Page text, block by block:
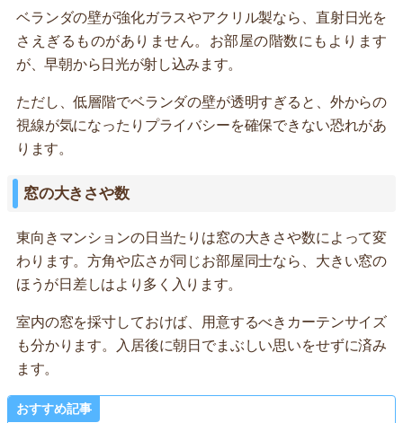
ベランダの壁が強化ガラスやアクリル製なら、直射日光を
さえぎるものがありません。お部屋の階数にもよります
が、早朝から日光が射し込みます。
ただし、低層階でベランダの壁が透明すぎると、外からの
視線が気になったりプライバシーを確保できない恐れがあ
ります。
窓の大きさや数
東向きマンションの日当たりは窓の大きさや数によって変
わります。方角や広さが同じお部屋同士なら、大きい窓の
ほうが日差しはより多く入ります。
室内の窓を採寸しておけば、用意するべきカーテンサイズ
も分かります。入居後に朝日でまぶしい思いをせずに済み
ます。
おすすめ記事